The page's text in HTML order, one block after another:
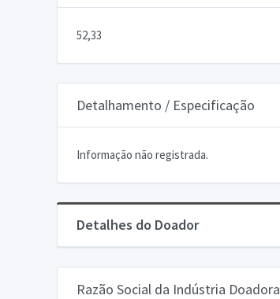
52,33
Detalhamento / Especificação
Informação não registrada.
Detalhes do Doador
Razão Social da Indústria Doadora